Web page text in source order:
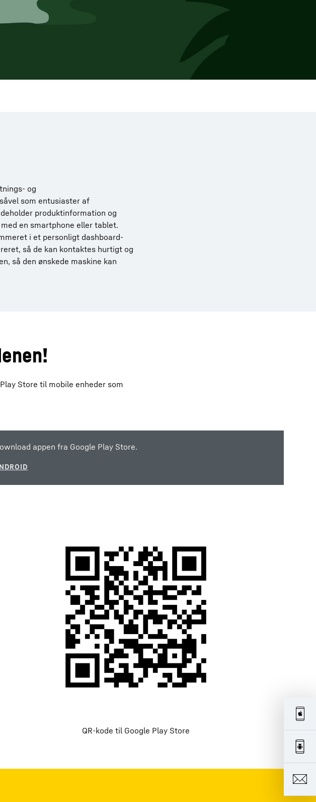
og
som entusiaster af
produktinformation og
en smartphone eller tablet.
i et personligt dashboard-
så de kan kontaktes hurtigt og
så den ønskede maskine kan
Store til mobile enheder som
appen fra Google Play Store.
QR-kode til Google Play Store